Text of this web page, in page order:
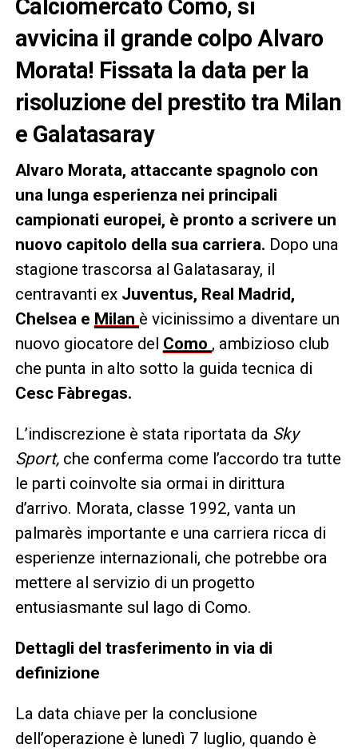
Calciomercato Como, si
avvicina il grande colpo Alvaro
Morata! Fissata la data per la
risoluzione del prestito tra Milan
e Galatasaray
Alvaro Morata, attaccante spagnolo con
una lunga esperienza nei principali
campionati europei, è pronto a scrivere un
nuovo capitolo della sua carriera. Dopo una
stagione trascorsa al Galatasaray, il
centravanti ex Juventus, Real Madrid,
Chelsea e Milan è vicinissimo a diventare un
nuovo giocatore del Como , ambizioso club
che punta in alto sotto la guida tecnica di
Cesc Fàbregas.
L’indiscrezione è stata riportata da Sky
Sport,che conferma come l’accordo tra tutte
le parti coinvolte sia ormai in dirittura
d’arrivo. Morata, classe 1992, vanta un
palmarès importante e una carriera ricca di
esperienze internazionali, che potrebbe ora
mettere al servizio di un progetto
entusiasmante sul lago di Como.
Dettagli del trasferimento in via di
definizione
La data chiave per la conclusione
dell’operazione è lunedì 7 luglio, quando è